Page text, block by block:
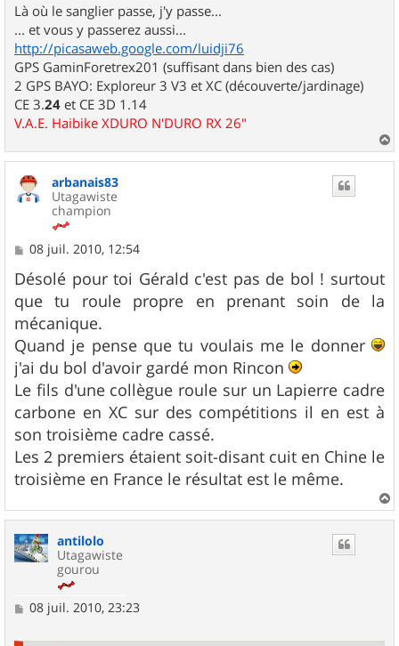
Là où le sanglier passe, j'y passe...
... et vous y passerez aussi...
http://picasaweb.google.com/luidji76
GPS GaminForetrex201 (suffisant dans bien des cas)
2 GPS BAYO: Exploreur 3 V3 et XC (découverte/jardinage)
CE 3.24 et CE 3D 1.14
V.A.E. Haibike XDURO N'DURO RX 26"
a
u
arbanais83
Utagawiste
champion
M
s
s
a
g
e
08 juil. 2010, 12:54
Désolé pour toi Gérald c'est pas de bol ! surtout
que tu roule propre en prenant soin de la
mécanique.
Quand je pense que tu voulais me le donner
j'ai du bol d'avoir gardé mon Rincon
Le fils d'une collègue roule sur un Lapierre cadre
carbone en XC sur des compétitions il en est à
son troisième cadre cassé.
Les 2 premiers étaient soit-disant cuit en Chine le
troisième en France le résultat est le même.
a
antilolo
Utagawiste
gourou
M
08 juil. 2010, 23:23